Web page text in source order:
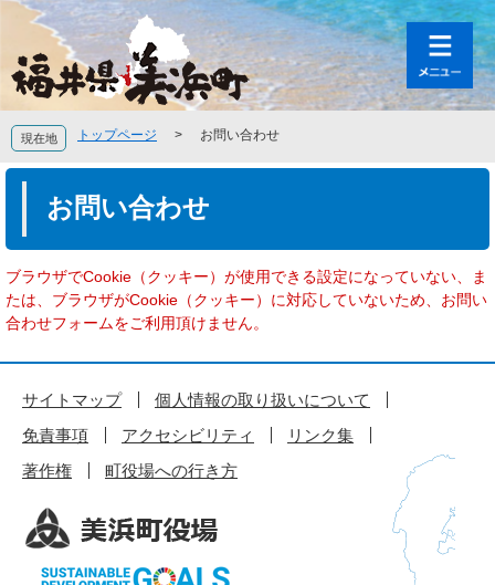
の
頭
で
す
ー
飛
ば
し
文
現在地 トップページ > お問い合わせ
お問い合わせ
ブラウザでCookie（クッキー）が使用できる設定になっていない、ま
たは、ブラウザがCookie（クッキー）に対応していないため、お問い
合わせフォームをご利用頂けません。
サイトマップ
個人情報の取り扱いについて
免責事項
アクセシビリティ
リンク集
著作権
町役場への行き方